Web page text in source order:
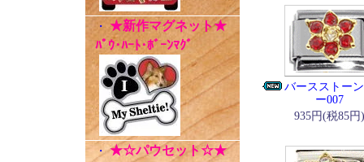
・ ★新作マグネット★
ﾊﾟｳ･ﾊｰﾄ･ﾎﾞｰﾝﾏｸﾞ
・★☆パウセット☆★
バースストー
ー007
935円(税85円)